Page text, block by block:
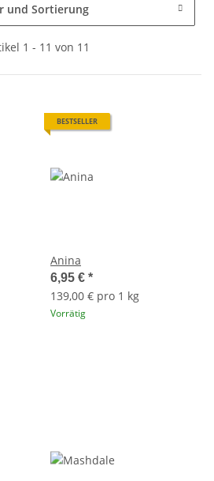
und Sortierung
1 - 11 von 11
BESTSELLER
Anina
6,95 € *
139,00 € pro 1 kg
Vorrätig